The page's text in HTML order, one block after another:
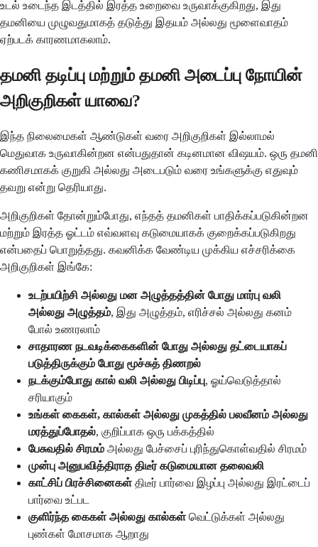
உடல் உடைந்த இடத்தில் இரத்த உறைவை உருவாக்குகிறது, இது
தமனியை முழுவதுமாகத் தடுத்து இதயம் அல்லது மூளைவாதம்
ஏற்படக் காரணமாகலாம்.
தமனி தடிப்பு மற்றும் தமனி அடைப்பு நோயின்
அறிகுறிகள் யாவை?
இந்த நிலைமைகள் ஆண்டுகள் வரை அறிகுறிகள் இல்லாமல்
மெதுவாக உருவாகின்றன என்பதுதான் கடினமான விஷயம். ஒரு தமனி
கணிசமாகக் குறுகி அல்லது அடைபடும் வரை உங்களுக்கு எதுவும்
தவறு என்று தெரியாது.
அறிகுறிகள் தோன்றும்போது, எந்தத் தமனிகள் பாதிக்கப்படுகின்றன
மற்றும் இரத்த ஓட்டம் எவ்வளவு கடுமையாகக் குறைக்கப்படுகிறது
என்பதைப் பொறுத்தது. கவனிக்க வேண்டிய முக்கிய எச்சரிக்கை
அறிகுறிகள் இங்கே:
உடற்பயிற்சி அல்லது மன அழுத்தத்தின் போது மார்பு வலி
அல்லது அழுத்தம், இது அழுத்தம், எரிச்சல் அல்லது கனம்
போல் உணரலாம்
சாதாரண நடவடிக்கைகளின் போது அல்லது தட்டையாகப்
படுத்திருக்கும் போது மூச்சுத் திணறல்
நடக்கும்போது கால் வலி அல்லது பிடிப்பு, ஓய்வெடுத்தால்
சரியாகும்
உங்கள் கைகள், கால்கள் அல்லது முகத்தில் பலவீனம் அல்லது
மரத்துப்போதல், குறிப்பாக ஒரு பக்கத்தில்
பேசுவதில் சிரமம் அல்லது பேச்சைப் புரிந்துகொள்வதில் சிரமம்
முன்பு அனுபவித்திராத திடீர் கடுமையான தலைவலி
காட்சிப் பிரச்சினைகள் திடீர் பார்வை இழப்பு அல்லது இரட்டைப்
பார்வை உட்பட
குளிர்ந்த கைகள் அல்லது கால்கள் வெட்டுக்கள் அல்லது
புண்கள் மோசமாக ஆறாது